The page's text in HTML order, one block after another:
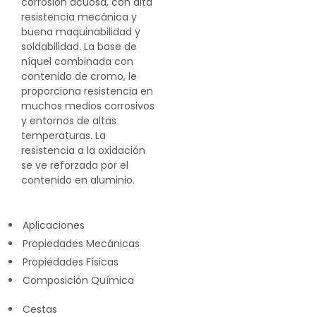
resistencia mecánica y
buena maquinabilidad y
soldabilidad. La base de
níquel combinada con
contenido de cromo, le
proporciona resistencia en
muchos medios corrosivos
y entornos de altas
temperaturas. La
resistencia a la oxidación
se ve reforzada por el
contenido en aluminio.
Aplicaciones
Propiedades Mecánicas
Propiedades Físicas
Composición Química
Cestas